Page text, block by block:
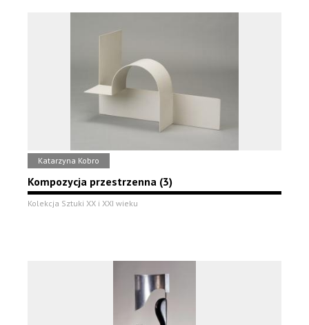
Katarzyna Kobro
Kompozycja przestrzenna (3)
Kolekcja Sztuki XX i XXI wieku